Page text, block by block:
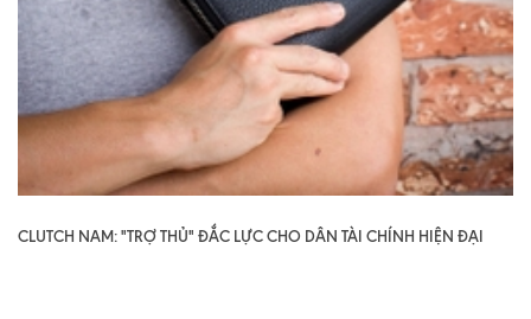
CLUTCH NAM: "TRỢ THỦ" ĐẮC LỰC CHO DÂN TÀI CHÍNH HIỆN ĐẠI